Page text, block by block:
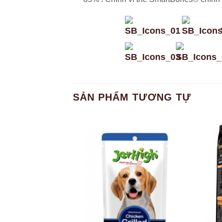
SẢN PHẨM TƯƠNG TỰ